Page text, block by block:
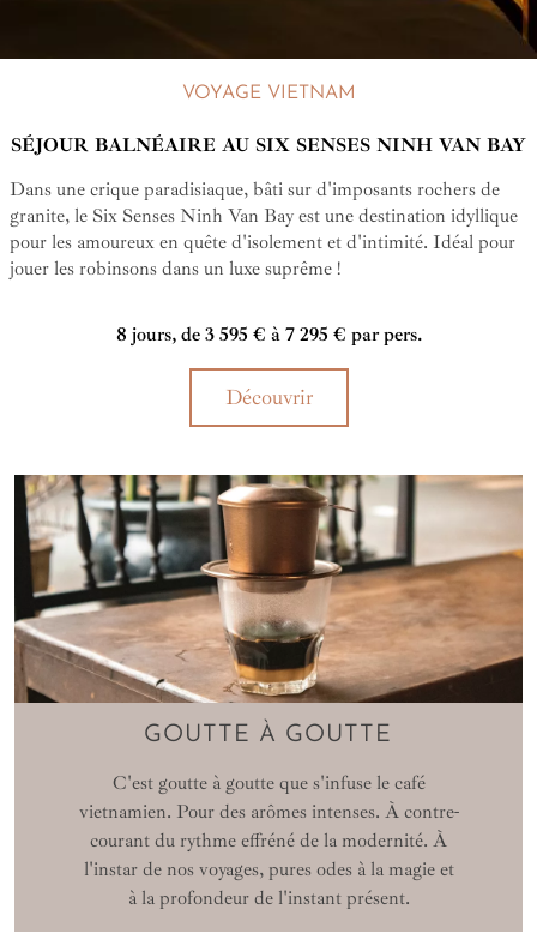
VOYAGE VIETNAM
SÉJOUR BALNÉAIRE AU SIX SENSES NINH VAN BAY
Dans une crique paradisiaque, bâti sur d'imposants rochers de
granite, le Six Senses Ninh Van Bay est une destination idyllique
pour les amoureux en quête d'isolement et d'intimité. Idéal pour
jouer les robinsons dans un luxe suprême !
8 jours, de 3 595 € à 7 295 € par pers.
Découvrir
GOUTTE À GOUTTE
C'est goutte à goutte que s'infuse le café
vietnamien. Pour des arômes intenses. À contre-
courant du rythme effréné de la modernité. À
l'instar de nos voyages, pures odes à la magie et
à la profondeur de l'instant présent.